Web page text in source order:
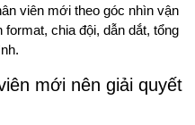
viên mới theo góc nhìn vận
chia đội, dẫn dắt, tổng
mới nên giải quyết